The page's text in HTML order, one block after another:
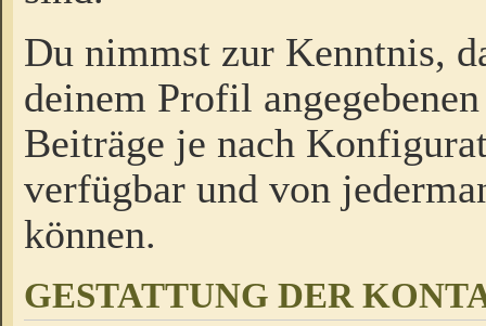
Du nimmst zur Kenntnis,
deinem Profil
Beiträge je nach
verfügbar und von
können.
GESTATTUNG DER